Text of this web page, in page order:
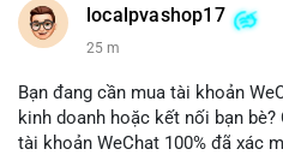
👉 Telegram: @localpvashop
👉 Email:
Đừng bỏ lỡ cơ hội cải thiện danh
cách hiệu quả!
localpvashop17
25 m
Bạn đang cần mua tài khoản
kinh doanh hoặc kết nối bạn
tài khoản WeChat 100% đã xác